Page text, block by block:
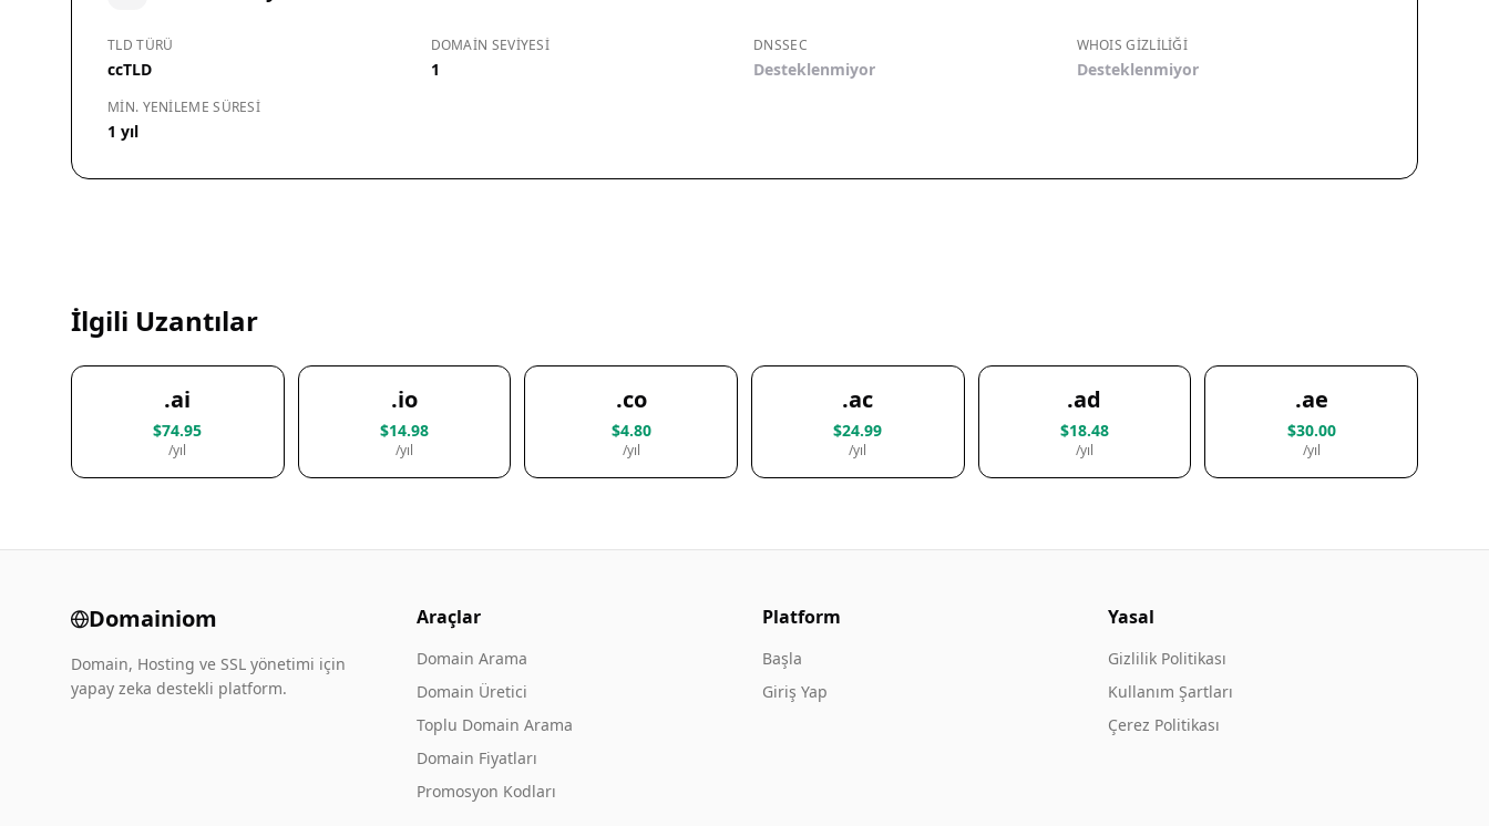
TLD TÜRÜ
ccTLD
DOMAIN SEVIYESI
1
DNSSEC
Desteklenmiyor
WHOIS GIZLILIĞI
Desteklenmiyor
MIN. YENILEME SÜRESI
1 yıl
İlgili Uzantılar
.ai
$74.95
/yıl
.io
$14.98
/yıl
.co
$4.80
/yıl
.ac
$24.99
/yıl
.ad
$18.48
/yıl
.ae
$30.00
/yıl
Domainiom
Domain, Hosting ve SSL yönetimi için
yapay zeka destekli platform.
Araçlar
Domain Arama
Domain Üretici
Toplu Domain Arama
Domain Fiyatları
Promosyon Kodları
Platform
Başla
Giriş Yap
Yasal
Gizlilik Politikası
Kullanım Şartları
Çerez Politikası